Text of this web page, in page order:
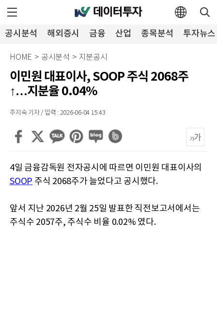
공시분석 해외증시 금융 산업 종목분석 투자뉴스
HOME > 공시분석 > 지분공시
이민원 대표이사, SOOP 주식 2068주
↑…지분율 0.04%
주지숙 기자 / 입력 : 2026-06-04 15:43
4일 금융감독원 전자공시에 따르면 이민원 대표이사의
SOOP 주식 2068주가 늘었다고 공시했다.
앞서 지난 2026년 2월 25일 발표한 직전보고서에서는
주식수 2057주, 주식수 비율 0.02% 였다.